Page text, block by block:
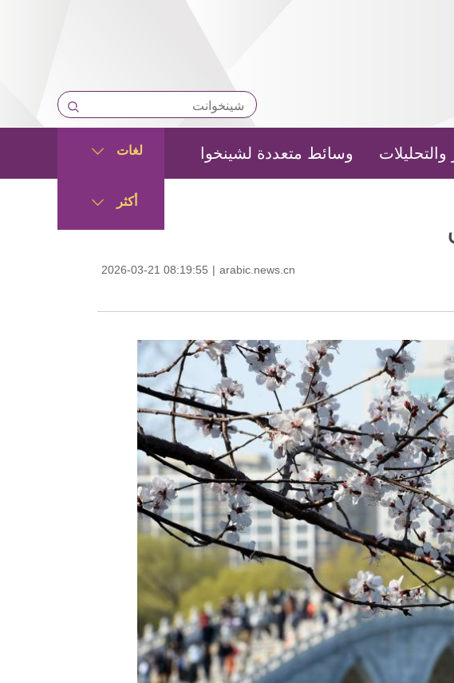
والتحليلات وسائط متعددة لشينخوا لغات
أكثر
2026-03-21 08:19:55 | arabic.news.cn